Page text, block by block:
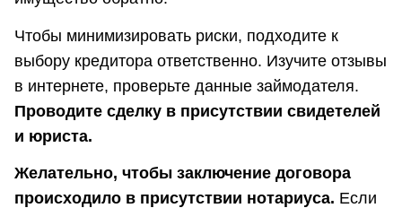
Чтобы минимизировать риски, подходите к
выбору кредитора ответственно. Изучите отзывы
в интернете, проверьте данные займодателя.
Проводите сделку в присутствии свидетелей
и юриста.
Желательно, чтобы заключение договора
происходило в присутствии нотариуса. Если